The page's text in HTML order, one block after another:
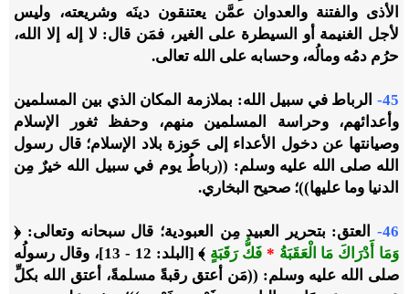
الأذى والفتنة والعدوان عمَّن يعتنقون دينَه وشريعته، وليس
لأجل الغنيمة أو السيطرة على الغير، فمَن قال: لا إله إلا الله،
حرُم دمُه ومالُه، وحسابه على الله تعالى.
45-
الرباط في سبيل الله: بملازمة المكان الذي بين المسلمين
وأعدائهم، وحراسة المسلمين منهم، وحفظ ثغور الإسلام
وصيانتها عن دخول الأعداء إلى حَوزة بلاد الإسلام؛ قال رسول
الله صلى الله عليه وسلم: ((رباطُ يوم في سبيل الله خيرٌ مِن
الدنيا وما عليها))؛ صحيح البخاري.
46-
العتق: بتحرير العبيد مِن العبودية؛ قال سبحانه وتعالى: ﴿
وَمَا أَدْرَاكَ مَا الْعَقَبَةُ * فَكُّ رَقَبَةٍ
﴾ [البلد: 12 - 13]، وقال رسولُه
صلى الله عليه وسلم: ((مَن أعتق رقبةً مسلمةً، أعتق الله بكلِّ